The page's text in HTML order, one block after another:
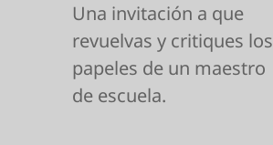
Una invitación a que
revuelvas y critiques los
papeles de un maestro
de escuela.